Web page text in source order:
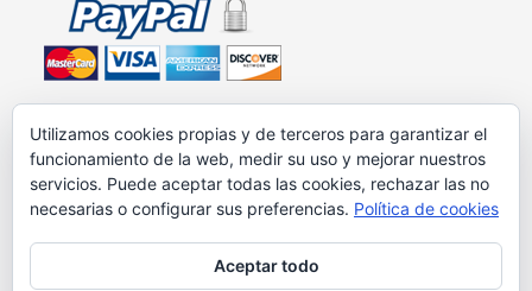
G+ Huertoshop
G+ Stuart Franklin
Utilizamos cookies propias y de terceros para garantizar el
funcionamiento de la web, medir su uso y mejorar nuestros
servicios. Puede aceptar todas las cookies, rechazar las no
necesarias o configurar sus preferencias. Política de cookies
Aceptar todo